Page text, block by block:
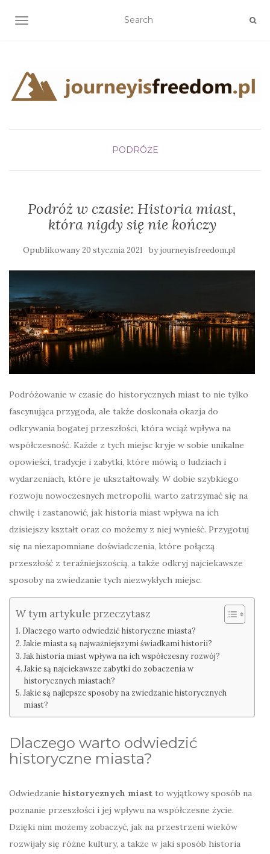
TOGGLE NAVIGATION
PODRÓŻE
Podróż w czasie: Historia miast,
która nigdy się nie kończy
Opublikowany20 stycznia 2021 byjourneyisfreedom.pl
Podróżowanie w czasie do historycznych miast to nie tylko
fascynująca przygoda, ale także doskonała okazja do
odkrywania bogatej przeszłości, która wciąż wpływa na
współczesność. Każde z tych miejsc kryje w sobie unikalne
opowieści, tradycje i zabytki, które mówią o ludziach i
wydarzeniach, które je ukształtowały. W dobie szybkiego
rozwoju nowoczesnych metropolii, warto zatrzymać się na
chwilę i zastanowić, jak historia miast wpływa na ich
dzisiejszy kształt oraz co możemy z niej wynieść. Przygotuj
się na niezapomniane doświadczenia, które połączą
przeszłość z teraźniejszością, a także odkryj najciekawsze
sposoby na zwiedzanie tych niezwykłych miejsc.
W tym artykule przeczytasz
Dlaczego warto odwiedzić historyczne miasta?
Jakie miasta są najważniejszymi świadkami historii?
Jak historia miast wpływa na ich współczesny rozwój?
Jakie są najciekawsze zabytki do zobaczenia w
historycznych miastach?
Jakie są najlepsze sposoby na zwiedzanie historycznych
miast?
Dlaczego warto odwiedzić
historyczne miasta?
Odwiedzanie historycznych miast to wyjątkowy sposób na
poznanie przeszłości i jej wpływu na współczesne życie.
Dzięki nim możemy zobaczyć, jak na przestrzeni wieków
rozwijały się różne kultury, a także w jaki sposób historia